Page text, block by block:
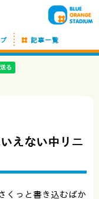
記事一覧
えない中リニ
くっと書き込むばか